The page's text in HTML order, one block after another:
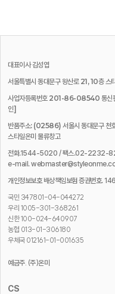
대표이사 김성엽
서울특별시 동대문구 왕산로 21, 10층 스
사업자등록번호 201-86-08540 통신
인]
반품주소: (02586) 서울시 동대문구 천
스타일온미 물류창고
전화.1544-5020 / 팩스.02-2232-
e-mail.
개인정보보호 배상책임보험 증권번호.
국민 347801-04-044272
우리 1005-301-368261
신한 100-024-640907
농협 013-01-306180
우체국 012161-01-001635
예금주. (주)온미
CS